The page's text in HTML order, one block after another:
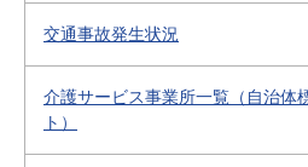
交通事故発生状況
介護サービス事業所一覧（自治体
ト）